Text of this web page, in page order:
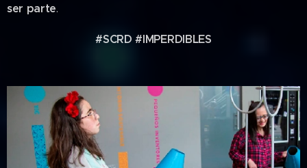
ser parte.
#SCRD #IMPERDIBLES